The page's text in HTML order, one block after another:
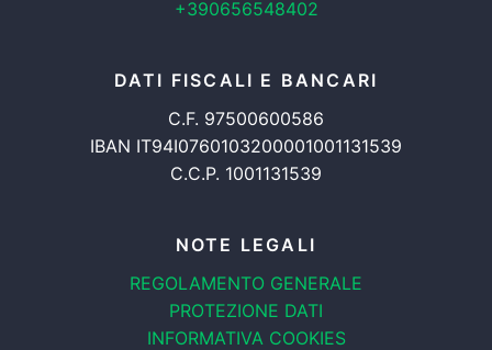
+390656548402
DATI FISCALI E BANCARI
C.F. 97500600586
IBAN IT94I0760103200001001131539
C.C.P. 1001131539
NOTE LEGALI
REGOLAMENTO GENERALE
PROTEZIONE DATI
INFORMATIVA COOKIES